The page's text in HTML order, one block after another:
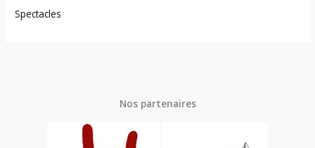
Spectacles
Nos partenaires